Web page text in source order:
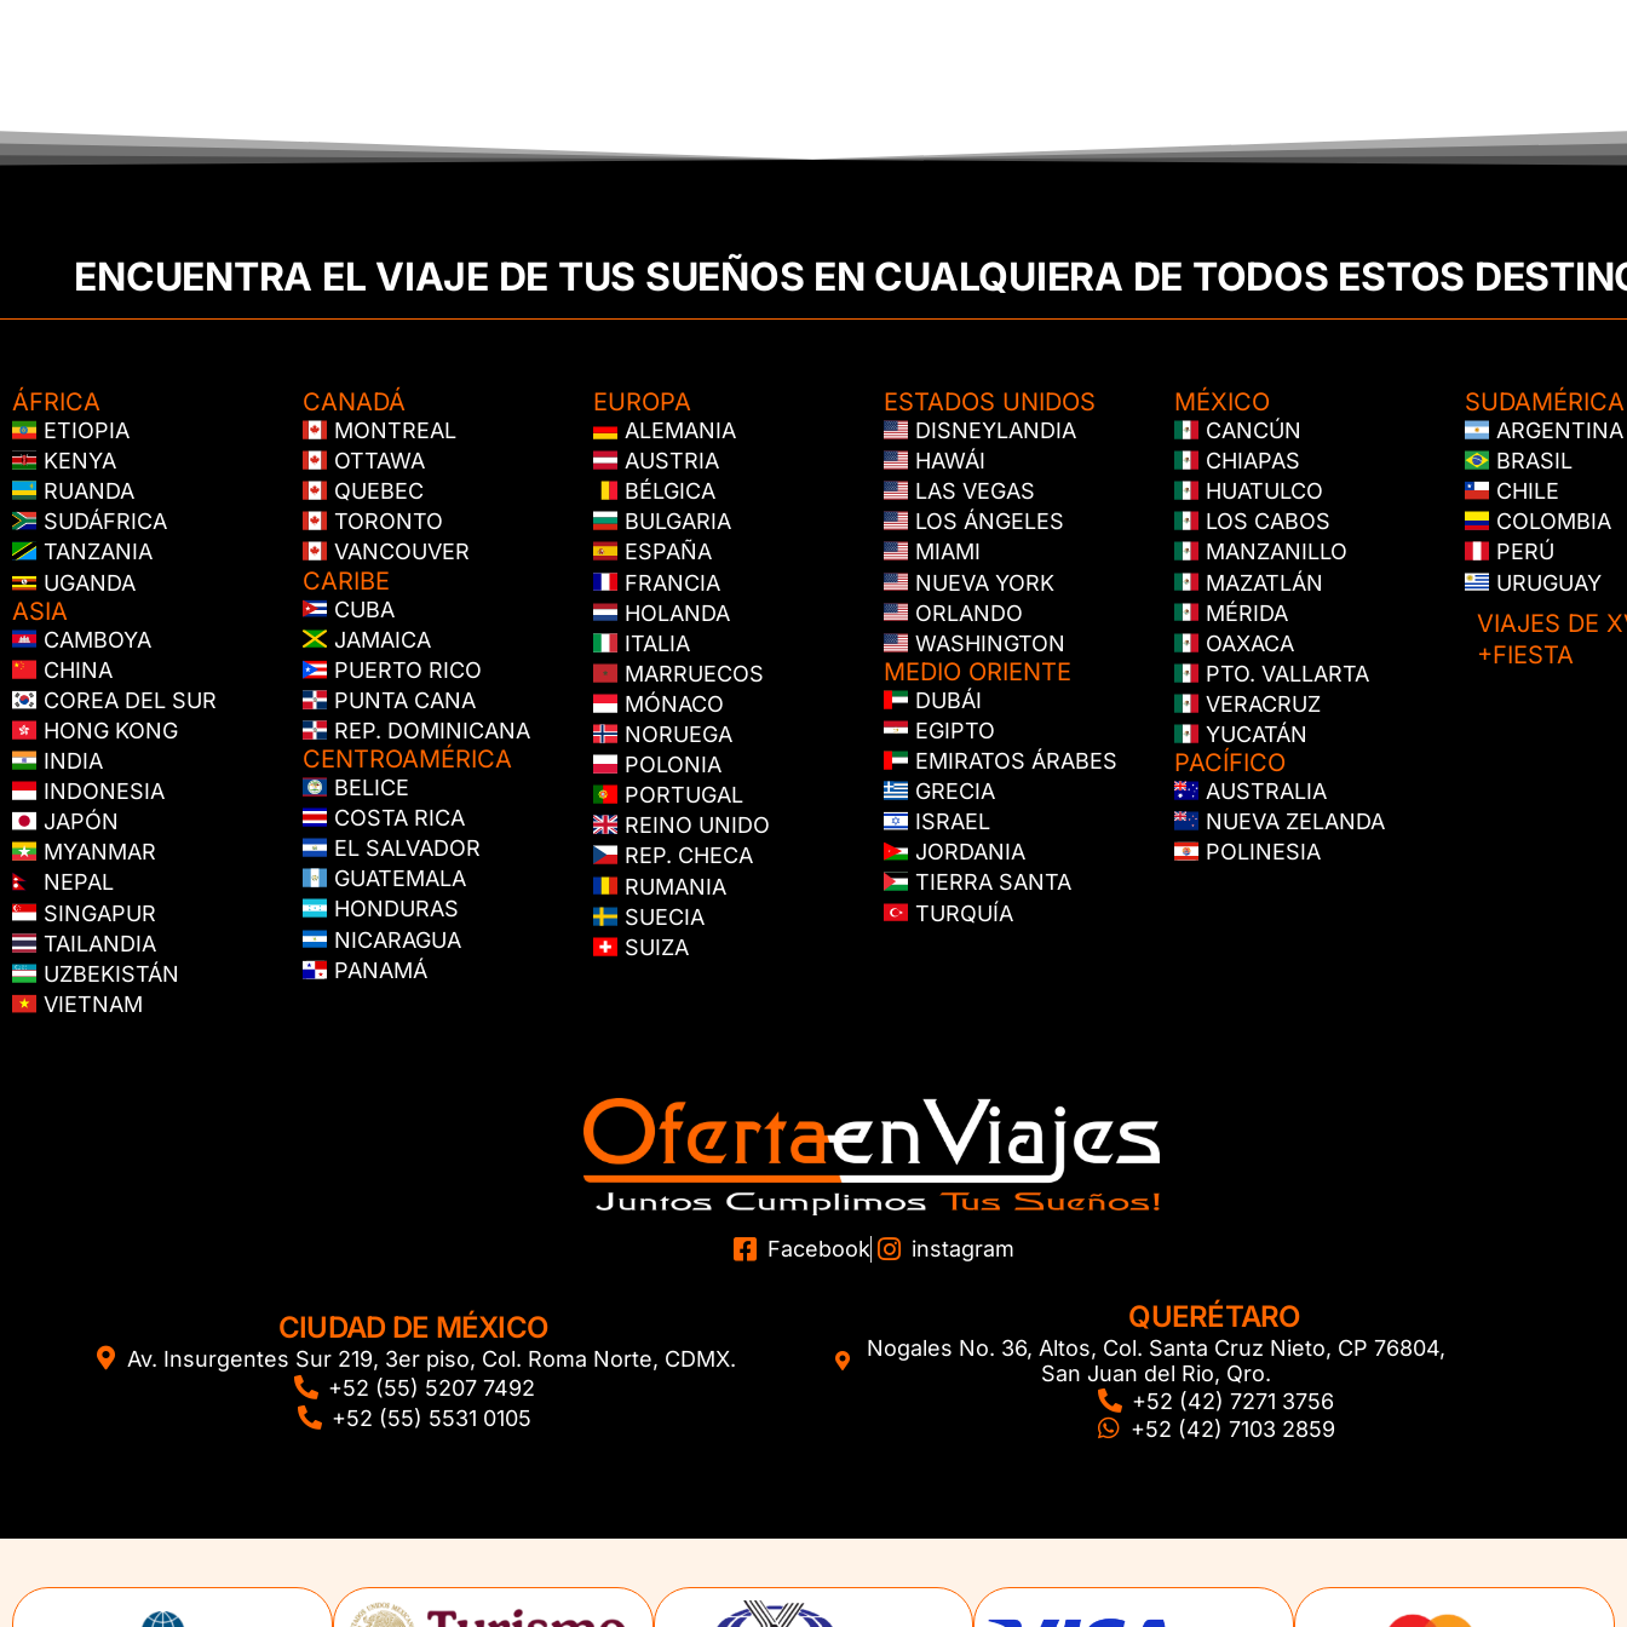
ENCUENTRA EL VIAJE DE TUS SUEÑOS EN CUALQUIERA DE TODOS ESTOS
ÁFRICA
ETIOPIA
KENYA
RUANDA
SUDÁFRICA
TANZANIA
UGANDA
ASIA
CAMBOYA
CHINA
COREA DEL SUR
HONG KONG
INDIA
INDONESIA
JAPÓN
MYANMAR
NEPAL
SINGAPUR
TAILANDIA
UZBEKISTÁN
VIETNAM
CANADÁ
MONTREAL
OTTAWA
QUEBEC
TORONTO
VANCOUVER
CARIBE
CUBA
JAMAICA
PUERTO RICO
PUNTA CANA
REP. DOMINICANA
CENTROAMÉRICA
BELICE
COSTA RICA
EL SALVADOR
GUATEMALA
HONDURAS
NICARAGUA
PANAMÁ
EUROPA
ALEMANIA
AUSTRIA
BÉLGICA
BULGARIA
ESPAÑA
FRANCIA
HOLANDA
ITALIA
MARRUECOS
MÓNACO
NORUEGA
POLONIA
PORTUGAL
REINO UNIDO
REP. CHECA
RUMANIA
SUECIA
SUIZA
ESTADOS UNIDOS
DISNEYLANDIA
HAWÁI
LAS VEGAS
LOS ÁNGELES
MIAMI
NUEVA YORK
ORLANDO
WASHINGTON
MEDIO ORIENTE
DUBÁI
EGIPTO
EMIRATOS ÁRABES
GRECIA
ISRAEL
JORDANIA
TIERRA SANTA
TURQUÍA
MÉXICO
CANCÚN
CHIAPAS
HUATULCO
LOS CABOS
MANZANILLO
MAZATLÁN
MÉRIDA
OAXACA
PTO. VALLARTA
VERACRUZ
YUCATÁN
PACÍFICO
AUSTRALIA
NUEVA ZELANDA
POLINESIA
SUDAMÉRICA
ARGENTINA
BRASIL
CHILE
COLOMBIA
PERÚ
URUGUAY
VIAJES DE
+FIESTA
Facebook instagram
CIUDAD DE MÉXICO
Av. Insurgentes Sur 219, 3er piso, Col. Roma Norte, CDMX.
+52 (55) 5207 7492
+52 (55) 5531 0105
QUERÉTARO
Nogales No. 36, Altos, Col. Santa Cruz Nieto, CP 76804,
San Juan del Rio, Qro.
+52 (42) 7271 3756
+52 (42) 7103 2859